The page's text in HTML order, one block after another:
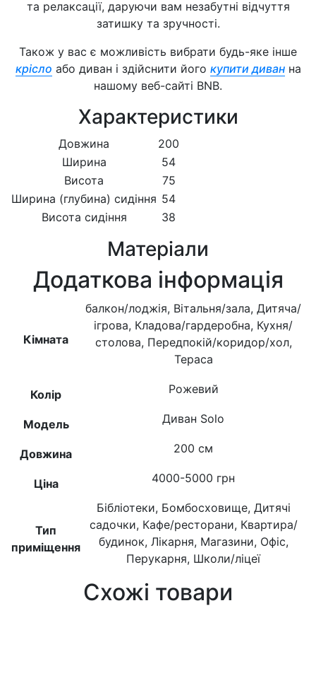
та релаксації, даруючи вам незабутні відчуття
затишку та зручності.
Також у вас є можливість вибрати будь-яке інше
крісло або диван і здійснити його купити диванна
нашому веб-сайті BNB.
Характеристики
Довжина
200
Ширина
54
Висота
75
Ширина (глубина) сидіння 54
Висота сидіння
38
Матеріали
Додаткова інформація
Кімната
балкон/лоджія, Вітальня/зала, Дитяча/
ігрова, Кладова/гардеробна, Кухня/
столова, Передпокій/коридор/хол,
Тераса
Колір Рожевий
Модель Диван Solo
Довжина 200 см
Ціна 4000-5000 грн
Тип
приміщення
Бібліотеки, Бомбосховище, Дитячі
садочки, Кафе/ресторани, Квартира/
будинок, Лікарня, Магазини, Офіс,
Перукарня, Школи/ліцеї
Схожі товари